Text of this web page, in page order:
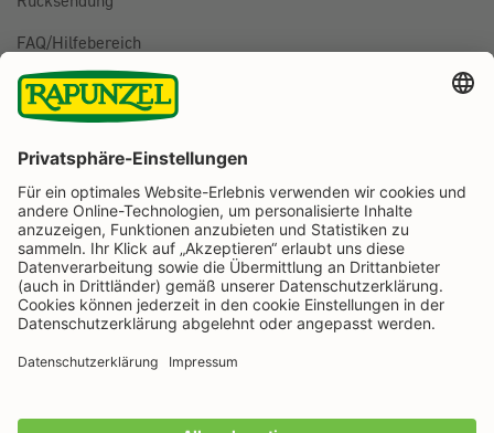
FAQ/Hilfebereich
BESTELLUNG WIDERRUFEN
Rapunzel Naturkost auf Facebook
Rapunzel Naturkost auf Instagram
Rapunzel Naturkost auf YouTube
Rapunzel Naturkost auf Pinterest
Rapunzel Naturkost auf LinkedIn
Informationen
Zahlungsarten